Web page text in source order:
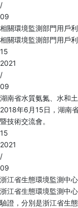
/
09
相關環境監測部門用戶
相關環境監測部門用戶
15
2021
/
09
湖南省水質氨氮、水和
2018年6月15日，湖南
暨技術交流會。
15
2021
/
09
浙江省生態環境監測中
浙江省生態環境監測中
驗證，分別是浙江省生